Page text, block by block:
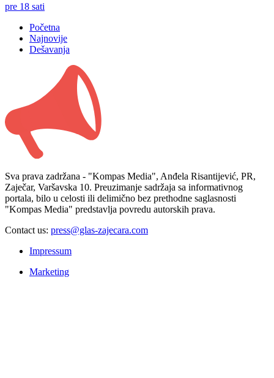
pre 18 sati
Početna
Najnovije
Dešavanja
Sva prava zadržana - "Kompas Media", Anđela Risantijević, PR,
Zaječar, Varšavska 10. Preuzimanje sadržaja sa informativnog
portala, bilo u celosti ili delimično bez prethodne saglasnosti
"Kompas Media" predstavlja povredu autorskih prava.
Contact us: press@glas-zajecara.com
Impressum
Marketing